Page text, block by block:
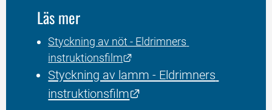
Läs mer
Styckning av nöt - Eldrimners
instruktionsfilm
Styckning av lamm - Eldrimners
instruktionsfilm